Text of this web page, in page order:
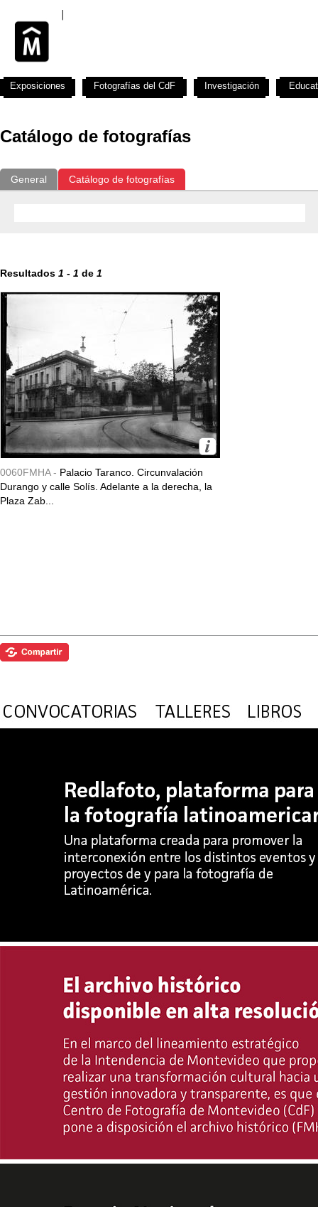
Catálogo de fotografías
General Catálogo de fotografías
Resultados 1 - 1 de 1
0060FMHA - Palacio Taranco. Circunvalación
Durango y calle Solís. Adelante a la derecha, la
Plaza Zab...
Exposiciones Fotografías del CdF Investigación